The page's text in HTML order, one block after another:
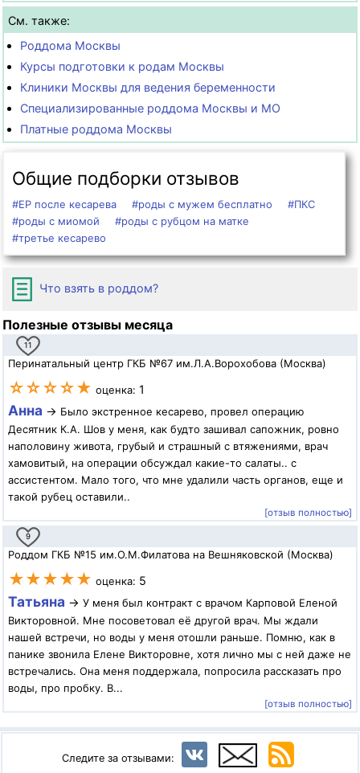
См. также:
Роддома Москвы
Курсы подготовки к родам Москвы
Клиники Москвы для ведения беременности
Специализированные роддома Москвы и МО
Платные роддома Москвы
Общие подборки отзывов
#ЕР после кесарева #роды с мужем бесплатно
#ПКС
#роды с миомой
#роды с рубцом на матке
#третье кесарево
Что взять в роддом?
Полезные отзывы месяца
11
Перинатальный центр ГКБ №67 им.Л.А.Ворохобова (Москва)
☆☆☆☆★ оценка: 1
Анна → Было экстренное кесарево, провел операцию
Десятник К.А. Шов у меня, как будто зашивал сапожник, ровно
наполовину живота, грубый и страшный с втяжениями, врач
хамовитый, на операции обсуждал какие-то салаты.. с
ассистентом. Мало того, что мне удалили часть органов, еще и
такой рубец оставили..
[отзыв полностью]
9
Роддом ГКБ №15 им.О.М.Филатова на Вешняковской (Москва)
★★★★★ оценка: 5
Татьяна → У меня был контракт с врачом Карповой Еленой
Викторовной. Мне посоветовал её другой врач. Мы ждали
нашей встречи, но воды у меня отошли раньше. Помню, как в
панике звонила Елене Викторовне, хотя лично мы с ней даже не
встречались. Она меня поддержала, попросила рассказать про
воды, про пробку. В...
[отзыв полностью]
Следите за отзывами: